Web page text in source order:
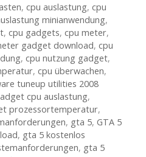
, cpu auslastung, cpu
minianwendung,
, cpu gadgets, cpu meter,
gadget download, cpu
, cpu nutzung gadget,
, cpu überwachen,
tuneup utilities 2008
cpu auslastung,
prozessortemperatur,
, gta 5, GTA 5
, gta 5 kostenlos
, gta 5